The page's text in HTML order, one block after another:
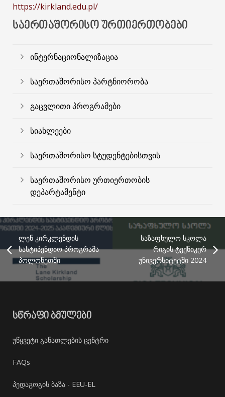
https://kirkland.edu.pl/
ᲡᲐᲔᲠᲗᲐᲨᲝᲠᲘᲡᲝ ᲣᲠᲗᲘᲔᲠᲗᲝᲑᲔᲑᲘ
ინტერნაციონალიზაცია
საერთაშორისო პარტნიორობა
გაცვლითი პროგრამები
სიახლეები
საერთაშორისო სტუდენტებისთვის
საერთაშორისო ურთიერთობის
დეპარტამენტი
ლენ კირკლენდის
სასტიპენდიო პროგრამა
პოლონეთში
საზაფხულო სკოლა
რიგის ტექნიკურ
უნივერსიტეტში 2024
ᲡᲬᲠᲐᲤᲘ ᲑᲛᲣᲚᲔᲑᲘ
უწყვეტი განათლების ცენტრი
FAQs
პედაგოგის ბაზა - EEU-EL